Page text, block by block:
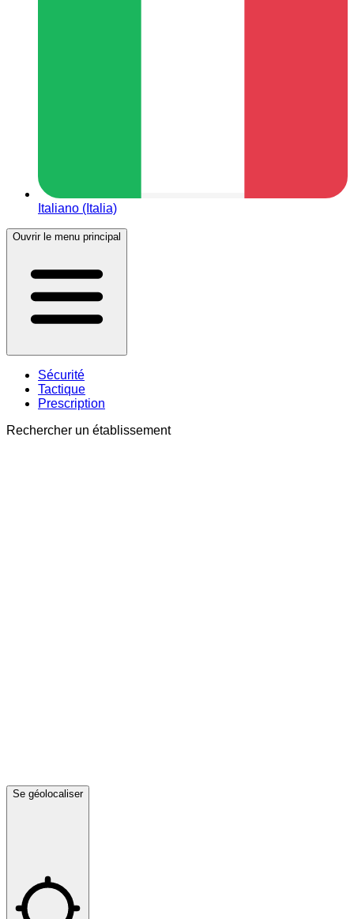
Italiano (Italia)
Ouvrir le menu principal
Sécurité
Tactique
Prescription
Rechercher un établissement
Se géolocaliser